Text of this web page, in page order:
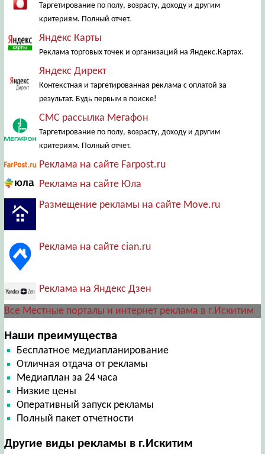
Таргетирование по полу, возрасту, доходу и другим
критериям. Полный отчет.
Яндекс Карты
Реклама торговых точек и организаций на Яндекс.Картах.
Яндекс Директ
Контекстная и таргетированная реклама с оплатой за
результат. Будь первым в поиске!
СМС рассылка Мегафон
Таргетирование по полу, возрасту, доходу и другим
критериям. Полный отчет.
Реклама на сайте Farpost.ru
Реклама на сайте Юла
Размещение рекламы на сайте Move.ru
Реклама на сайте cian.ru
Реклама на Яндекс Дзен
Все Местные порталы и интернет реклама в г.Искитим
Наши преимущества
Бесплатное медиапланирование
Отличная отдача от рекламы
Медиаплан за 24 часа
Низкие цены
Оперативный запуск рекламы
Полный пакет отчетности
Другие виды рекламы в г.Искитим